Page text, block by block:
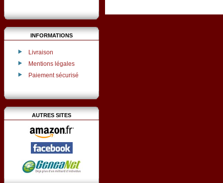
INFORMATIONS
Livraison
Mentions légales
Paiement sécurisé
AUTRES SITES